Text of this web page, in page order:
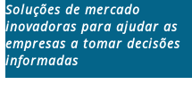
Soluções de mercado
inovadoras para ajudar as
empresas a tomar decisões
informadas